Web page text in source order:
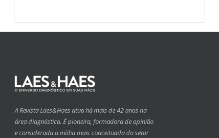
A Revista Laes&Haes atua há mais de 42 anos na
área diagnóstica. É pioneira, formadora de opinião
e considerada a mídia mais conceituada do setor